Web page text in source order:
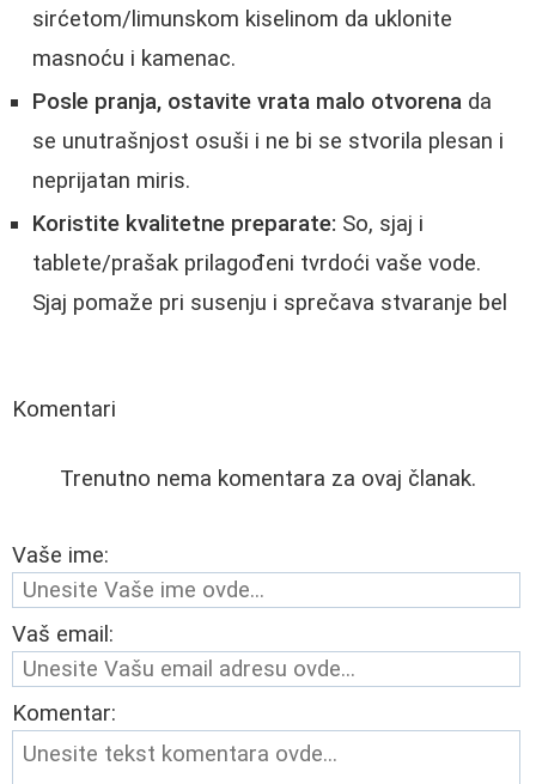
sirćetom/limunskom kiselinom da uklonite
masnoću i kamenac.
Posle pranja, ostavite vrata malo otvorena da
se unutrašnjost osuši i ne bi se stvorila plesan i
neprijatan miris.
Koristite kvalitetne preparate: So, sjaj i
tablete/prašak prilagođeni tvrdoći vaše vode.
Sjaj pomaže pri susenju i sprečava stvaranje bel
Komentari
Trenutno nema komentara za ovaj članak.
Vaše ime:
Vaš email:
Komentar: